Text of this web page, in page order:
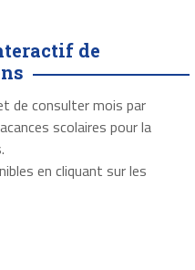
de
de consulter mois par
scolaires pour la
en cliquant sur les